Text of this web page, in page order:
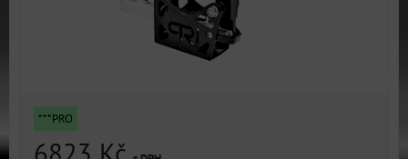
***PRO